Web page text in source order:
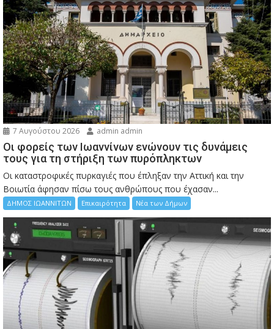
7 Αυγούστου 2026 admin admin
Οι φορείς των Ιωαννίνων ενώνουν τις δυνάμεις
τους για τη στήριξη των πυρόπληκτων
Οι καταστροφικές πυρκαγιές που έπληξαν την Αττική και την
Bοιωτία άφησαν πίσω τους ανθρώπους που έχασαν...
ΔΗΜΟΣ ΙΩΑΝΝΙΤΩΝ Επικαιρότητα Νέα των Δήμων